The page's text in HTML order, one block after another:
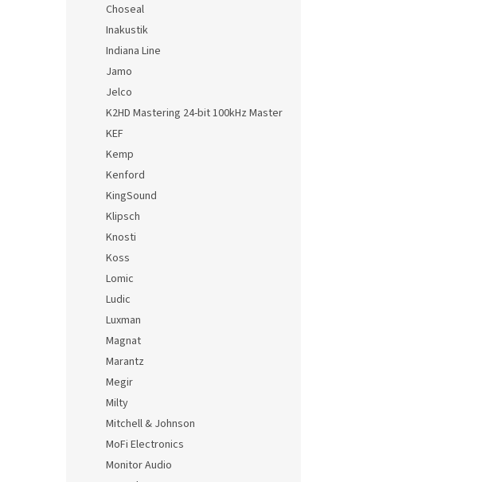
Choseal
Inakustik
Indiana Line
Jamo
Jelco
K2HD Mastering 24-bit 100kHz Master
KEF
Kemp
Kenford
KingSound
Klipsch
Knosti
Koss
Lomic
Ludic
Luxman
Magnat
Marantz
Megir
Milty
Mitchell & Johnson
MoFi Electronics
Monitor Audio